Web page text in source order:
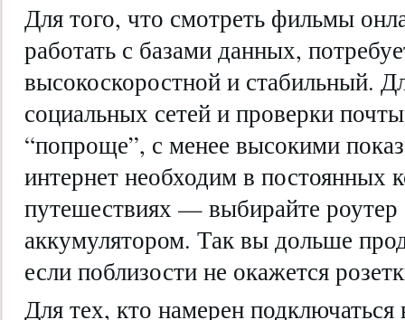
Для того, что смотреть фильмы
работать с базами данных,
высокоскоростной и стабильный.
социальных сетей и проверки
“попроще”, с менее высокими
интернет необходим в постоянных
путешествиях — выбирайте
аккумулятором. Так вы дольше
если поблизости не окажется
Для тех, кто намерен подключаться